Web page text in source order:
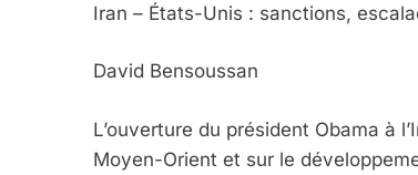
Iran – États-Unis : sanctions,
David Bensoussan
L’ouverture du président Obama à
Moyen-Orient et sur le